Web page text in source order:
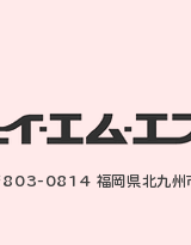
803-0814 福岡県北九